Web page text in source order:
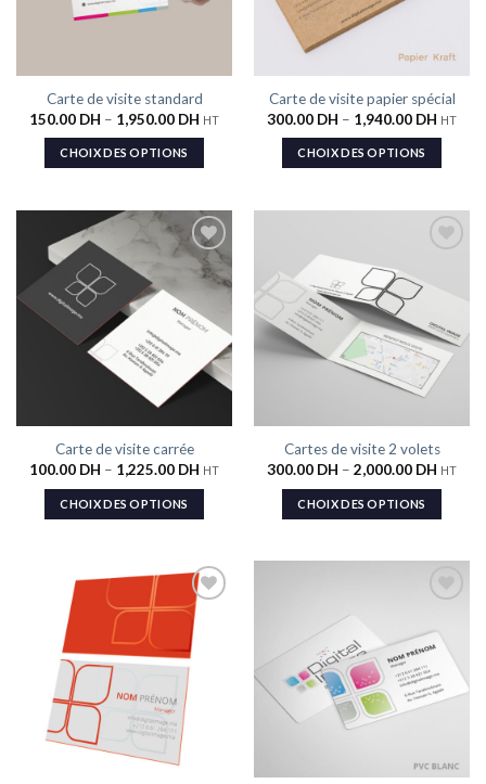
Carte de visite standard
150.00 DH – 1,950.00 DH HT
CHOIX DES OPTIONS
Carte de visite papier spécial
300.00 DH – 1,940.00 DH HT
CHOIX DES OPTIONS
Ajouter
à la liste
souhaits
Carte de visite carrée
100.00 DH – 1,225.00 DH HT
CHOIX DES OPTIONS
à la liste
Cartes de visite 2 volets
300.00 DH – 2,000.00 DH HT
CHOIX DES OPTIONS
Ajouter
à la liste
de
souhaits
à la liste
de
souhaits